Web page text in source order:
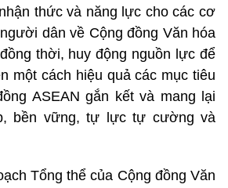
thức và năng lực cho các cơ
dân về Cộng đồng Văn hóa
thời, huy động nguồn lực để
một cách hiệu quả các mục tiêu
ASEAN gắn kết và mang lại
bền vững, tự lực tự cường và
Tổng thể của Cộng đồng Văn